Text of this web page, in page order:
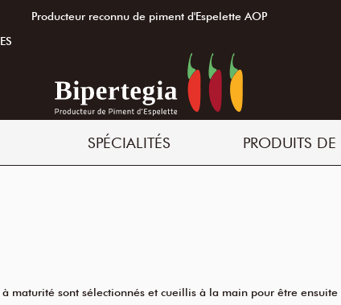
Producteur reconnu de piment d'Espelette AOP
SPÉCIALITÉS PRODUITS DE
sont sélectionnés et cueillis à la main pour être ensuite